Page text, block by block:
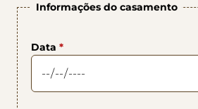
Informações do casamento
Data*